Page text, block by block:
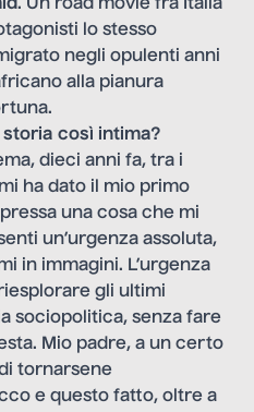
. Un road movie fra Italia
lo stesso
negli opulenti anni
alla pianura
così intima?
dieci anni fa, tra i
ha dato il mio primo
una cosa che mi
un’urgenza assoluta,
in immagini. L’urgenza
gli ultimi
sociopolitica, senza fare
Mio padre, a un certo
tornarsene
e questo fatto, oltre a